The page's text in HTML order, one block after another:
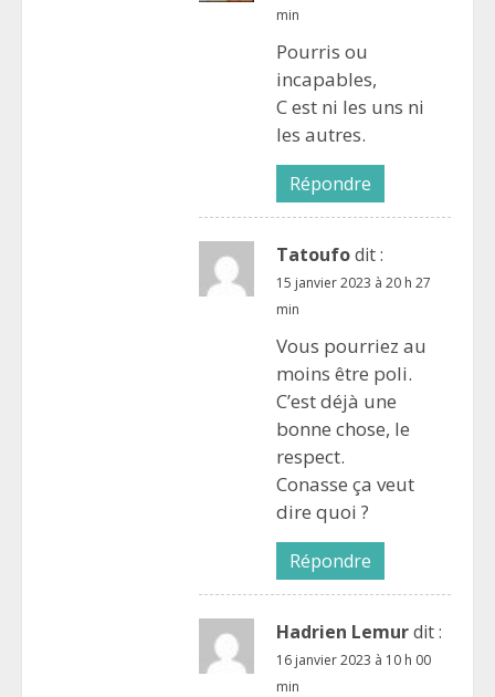
min
Pourris ou
incapables,
C est ni les uns ni
les autres.
Répondre
Tatoufodit :
15 janvier 2023 à 20 h 27
min
Vous pourriez au
moins être poli.
C’est déjà une
bonne chose, le
respect.
Conasse ça veut
dire quoi ?
Répondre
Hadrien Lemurdit :
16 janvier 2023 à 10 h 00
min